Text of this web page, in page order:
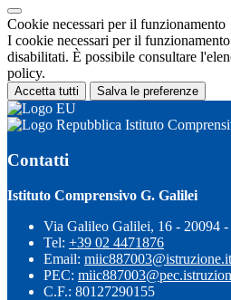
Cookie necessari per il funzionamento
I cookie necessari per il
disabilitati. È possibile consultare
policy.
Accetta tutti Salva le preferenze
Istituto
Contatti
Istituto Comprensivo G. Galilei
Via Galileo Galilei, 16 - 20094
Tel: +39 02 4471876
Email: miic887003@istruzione.it
PEC:
C.F.: 80127290155